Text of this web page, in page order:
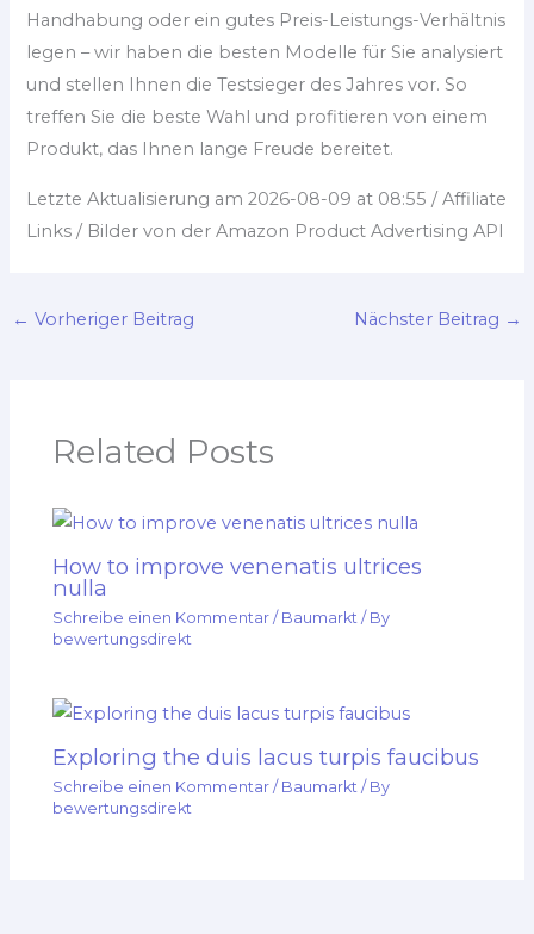
Handhabung oder ein gutes Preis-Leistungs-Verhältnis
legen – wir haben die besten Modelle für Sie analysiert
und stellen Ihnen die Testsieger des Jahres vor. So
treffen Sie die beste Wahl und profitieren von einem
Produkt, das Ihnen lange Freude bereitet.
Letzte Aktualisierung am 2026-08-09 at 08:55 / Affiliate
Links / Bilder von der Amazon Product Advertising API
← Vorheriger Beitrag Nächster Beitrag →
Related Posts
How to improve venenatis ultrices
nulla
Schreibe einen Kommentar / Baumarkt / By
bewertungsdirekt
Exploring the duis lacus turpis faucibus
Schreibe einen Kommentar / Baumarkt / By
bewertungsdirekt